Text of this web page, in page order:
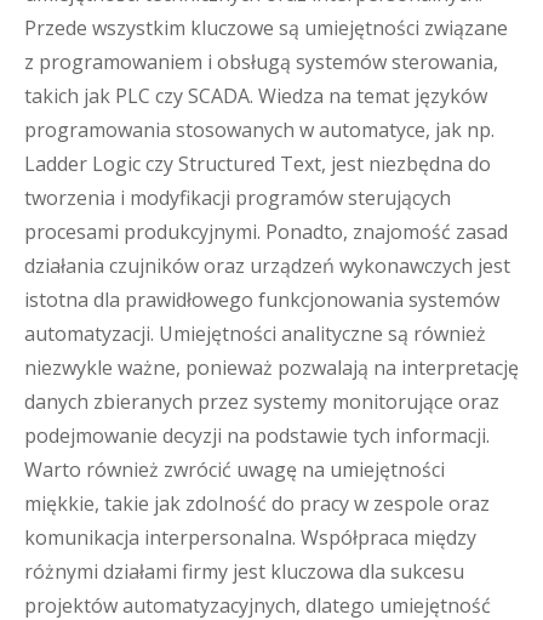
Przede wszystkim kluczowe są umiejętności związane
z programowaniem i obsługą systemów sterowania,
takich jak PLC czy SCADA. Wiedza na temat języków
programowania stosowanych w automatyce, jak np.
Ladder Logic czy Structured Text, jest niezbędna do
tworzenia i modyfikacji programów sterujących
procesami produkcyjnymi. Ponadto, znajomość zasad
działania czujników oraz urządzeń wykonawczych jest
istotna dla prawidłowego funkcjonowania systemów
automatyzacji. Umiejętności analityczne są również
niezwykle ważne, ponieważ pozwalają na interpretację
danych zbieranych przez systemy monitorujące oraz
podejmowanie decyzji na podstawie tych informacji.
Warto również zwrócić uwagę na umiejętności
miękkie, takie jak zdolność do pracy w zespole oraz
komunikacja interpersonalna. Współpraca między
różnymi działami firmy jest kluczowa dla sukcesu
projektów automatyzacyjnych, dlatego umiejętność